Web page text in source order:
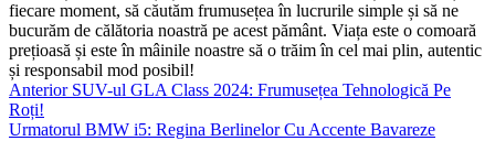
fiecare moment, să căutăm frumusețea în lucrurile simple și să ne
bucurăm de călătoria noastră pe acest pământ. Viața este o comoară
prețioasă și este în mâinile noastre să o trăim în cel mai plin, autentic
și responsabil mod posibil!
AnteriorSUV-ul GLA Class 2024: Frumusețea Tehnologică Pe
Roți!
Urmatorul BMW i5: Regina Berlinelor Cu Accente Bavareze